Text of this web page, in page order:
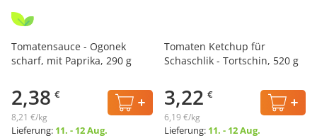
Tomatensauce - Ogonek
scharf, mit Paprika, 290 g
2,38 €
8,21 €/kg
Lieferung: 11. - 12 Aug.
Tomaten Ketchup für
Schaschlik - Tortschin, 520 g
3,22 €
6,19 €/kg
Lieferung: 11. - 12 Aug.